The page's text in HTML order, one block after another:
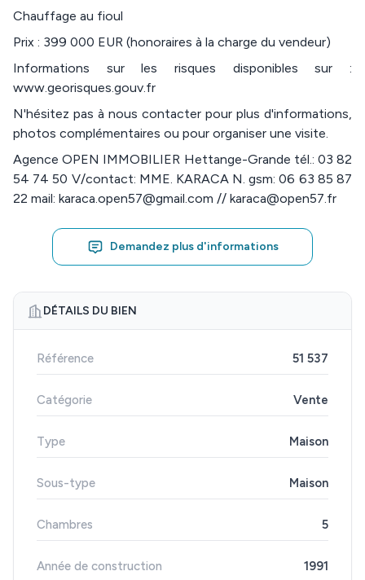
Chauffage au fioul
Prix : 399 000 EUR (honoraires à la charge du vendeur)
Informations sur les risques disponibles sur :
www.georisques.gouv.fr
N'hésitez pas à nous contacter pour plus d'informations,
photos complémentaires ou pour organiser une visite.
Agence OPEN IMMOBILIER Hettange-Grande tél.: 03 82
54 74 50 V/contact: MME. KARACA N. gsm: 06 63 85 87
22 mail: karaca.open57@gmail.com // karaca@open57.fr
Demandez plus d'informations
DÉTAILS DU BIEN
Référence 51 537
Catégorie Vente
Type Maison
Sous-type Maison
Chambres 5
Année de construction 1991